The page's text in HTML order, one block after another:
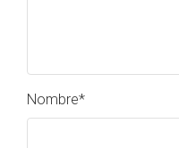
Nombre*